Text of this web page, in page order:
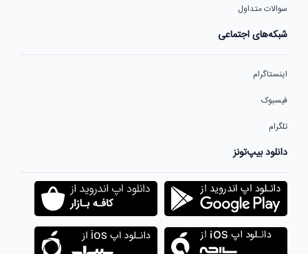
سوالات متداول
شبکه‌های اجتماعی
اینستاگرام
فیسبوک
تلگرام
دانلود بیپ‌تونز